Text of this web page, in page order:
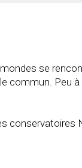
se
commun. Peu
conservatoires